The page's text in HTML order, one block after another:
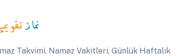
Takvimi, Namaz Vakitleri, Günlük Haftalık